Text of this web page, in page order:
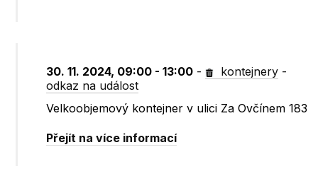
30. 11. 2024, 09:00 - 13:00 - kontejnery -
odkaz na událost
Velkoobjemový kontejner v ulici Za Ovčínem 183
Přejít na více informací